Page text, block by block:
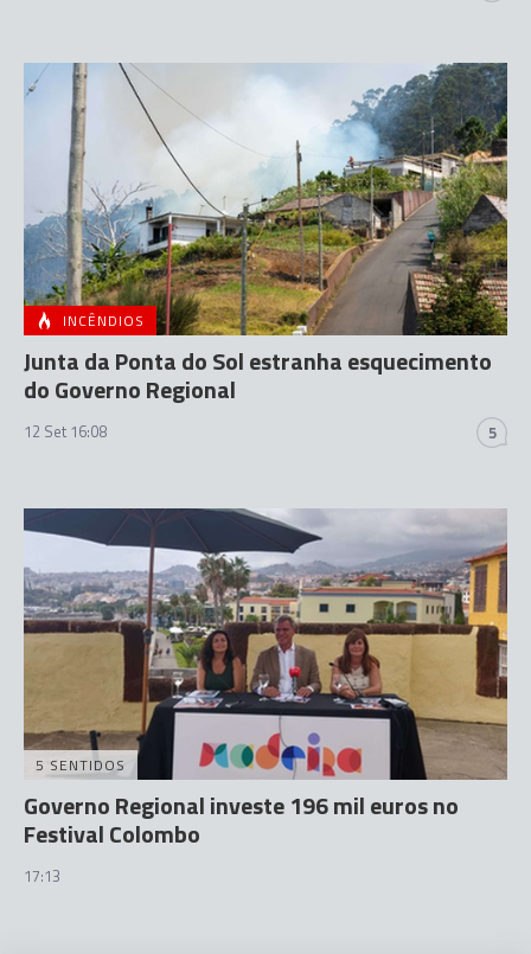
INCÊNDIOS
Junta da Ponta do Sol estranha esquecimento
do Governo Regional
12 Set 16:08 5
5 SENTIDOS
Governo Regional investe 196 mil euros no
Festival Colombo
17:13